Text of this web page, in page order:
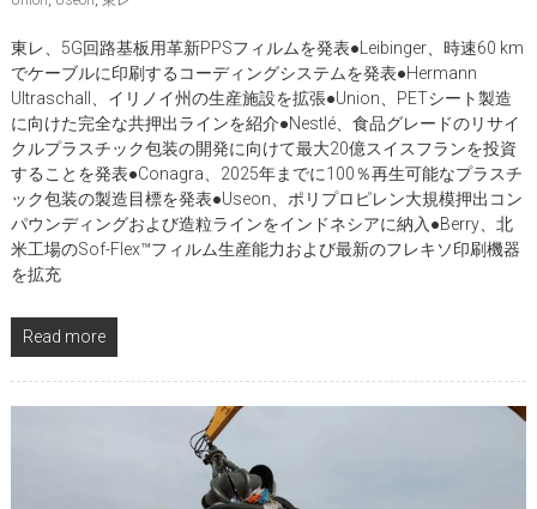
東レ、5G回路基板用革新PPSフィルムを発表●Leibinger、時速60 km
でケーブルに印刷するコーディングシステムを発表●Hermann
Ultraschall、イリノイ州の生産施設を拡張●Union、PETシート製造
に向けた完全な共押出ラインを紹介●Nestlé、食品グレードのリサイ
クルプラスチック包装の開発に向けて最大20億スイスフランを投資
することを発表●Conagra、2025年までに100％再生可能なプラスチ
ック包装の製造目標を発表●Useon、ポリプロピレン大規模押出コン
パウンディングおよび造粒ラインをインドネシアに納入●Berry、北
米工場のSof-Flex™フィルム生産能力および最新のフレキソ印刷機器
を拡充
Read more